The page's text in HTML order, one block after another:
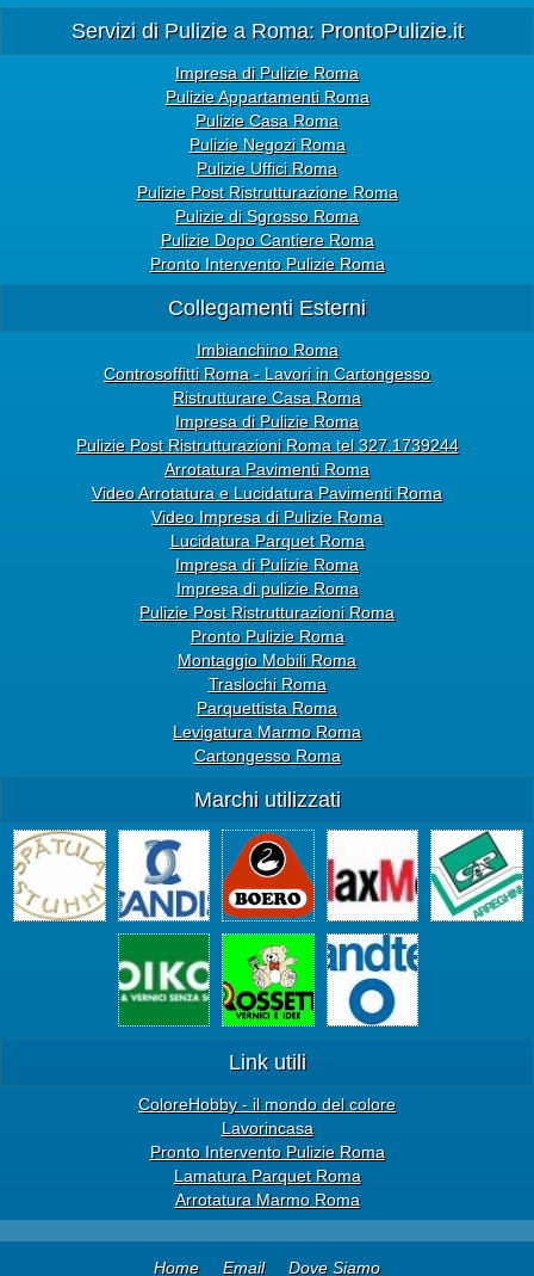
Servizi di Pulizie a Roma: ProntoPulizie.it
Impresa di Pulizie Roma
Pulizie Appartamenti Roma
Pulizie Casa Roma
Pulizie Negozi Roma
Pulizie Uffici Roma
Pulizie Post Ristrutturazione Roma
Pulizie di Sgrosso Roma
Pulizie Dopo Cantiere Roma
Pronto Intervento Pulizie Roma
Collegamenti Esterni
Imbianchino Roma
Controsoffitti Roma - Lavori in Cartongesso
Ristrutturare Casa Roma
Impresa di Pulizie Roma
Pulizie Post Ristrutturazioni Roma tel 327.1739244
Arrotatura Pavimenti Roma
Video Arrotatura e Lucidatura Pavimenti Roma
Video Impresa di Pulizie Roma
Lucidatura Parquet Roma
Impresa di Pulizie Roma
Impresa di pulizie Roma
Pulizie Post Ristrutturazioni Roma
Pronto Pulizie Roma
Montaggio Mobili Roma
Traslochi Roma
Parquettista Roma
Levigatura Marmo Roma
Cartongesso Roma
Marchi utilizzati
Link utili
ColoreHobby - il mondo del colore
Lavorincasa
Pronto Intervento Pulizie Roma
Lamatura Parquet Roma
Arrotatura Marmo Roma
Home Email Dove Siamo